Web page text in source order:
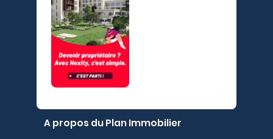
A propos du Plan Immobilier